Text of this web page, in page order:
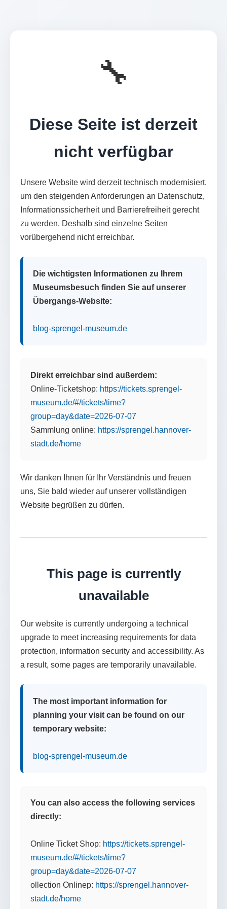
🔧
Diese Seite ist derzeit
nicht verfügbar
Unsere Website wird derzeit technisch modernisiert,
um den steigenden Anforderungen an Datenschutz,
Informationssicherheit und Barrierefreiheit gerecht
zu werden. Deshalb sind einzelne Seiten
vorübergehend nicht erreichbar.
Die wichtigsten Informationen zu Ihrem
Museumsbesuch finden Sie auf unserer
Übergangs-Website:
blog-sprengel-museum.de
Direkt erreichbar sind außerdem:
Online-Ticketshop: https://tickets.sprengel-
museum.de/#/tickets/time?
group=day&date=2026-07-07
Sammlung online: https://sprengel.hannover-
stadt.de/home
Wir danken Ihnen für Ihr Verständnis und freuen
uns, Sie bald wieder auf unserer vollständigen
Website begrüßen zu dürfen.
This page is currently
unavailable
Our website is currently undergoing a technical
upgrade to meet increasing requirements for data
protection, information security and accessibility. As
a result, some pages are temporarily unavailable.
The most important information for
planning your visit can be found on our
temporary website:
blog-sprengel-museum.de
You can also access the following services
directly:
Online Ticket Shop: https://tickets.sprengel-
museum.de/#/tickets/time?
group=day&date=2026-07-07
ollection Onlinep: https://sprengel.hannover-
stadt.de/home